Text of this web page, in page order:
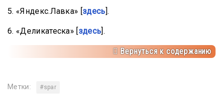
5. «Яндекс.Лавка» [здесь ].
6. «Деликатеска» [ здесь ].
Вернуться к содержанию
Метки: #spar